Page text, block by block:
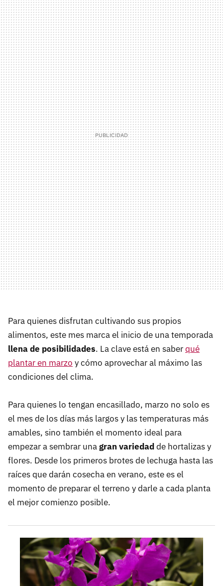
Para quienes disfrutan cultivando sus propios
alimentos, este mes marca el inicio de una temporada
llena de posibilidades. La clave está en saberqué
plantar en marzo y cómo aprovechar al máximo las
condiciones del clima.
Para quienes lo tengan encasillado, marzo no solo es
el mes de los días más largos y las temperaturas más
amables, sino también el momento ideal para
empezar a sembrar unagran variedadde hortalizas y
flores. Desde los primeros brotes de lechuga hasta las
raíces que darán cosecha en verano, este es el
momento de preparar el terreno y darle a cada planta
el mejor comienzo posible.